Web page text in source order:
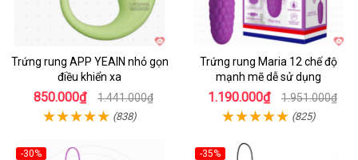
Trứng rung APP YEAIN nhỏ gọn
điều khiển xa
850.000₫ 1.441.000₫
(838)
Trứng rung Maria 12 chế độ
mạnh mẽ dễ sử dụng
1.190.000₫ 1.951.000₫
(825)
-30%
-35%